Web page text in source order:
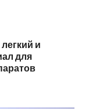
и
для